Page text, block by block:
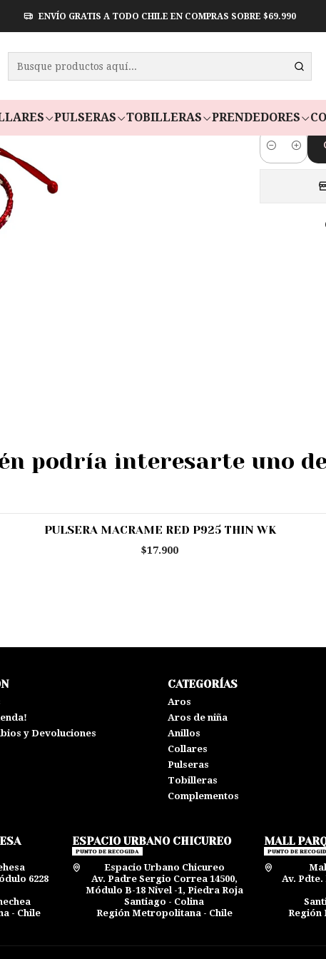
PULSERAS TOBILLERAS PRENDEDORES
ENVÍO GRATIS A TODO CHILE EN COMPRAS SOBRE $69.990
Paga en 3
Cantidad
podría interesarte uno
PULSERA MACRAME RED P925 THIN WK
$17.900
y Devoluciones
CATEGORÍAS
Aros
Aros de niña
Anillos
Collares
Pulseras
Tobilleras
Complementos
6228
- Chile
ESPACIO URBANO CHICUREO
PUNTO DE RECOGIDA
Espacio Urbano Chicureo
Av. Padre Sergio Correa 14500,
Módulo B-18 Nivel -1, Piedra Roja
Santiago - Colina
Región Metropolitana - Chile
MALL
PUNTO DE
Av. Pdte.
Región